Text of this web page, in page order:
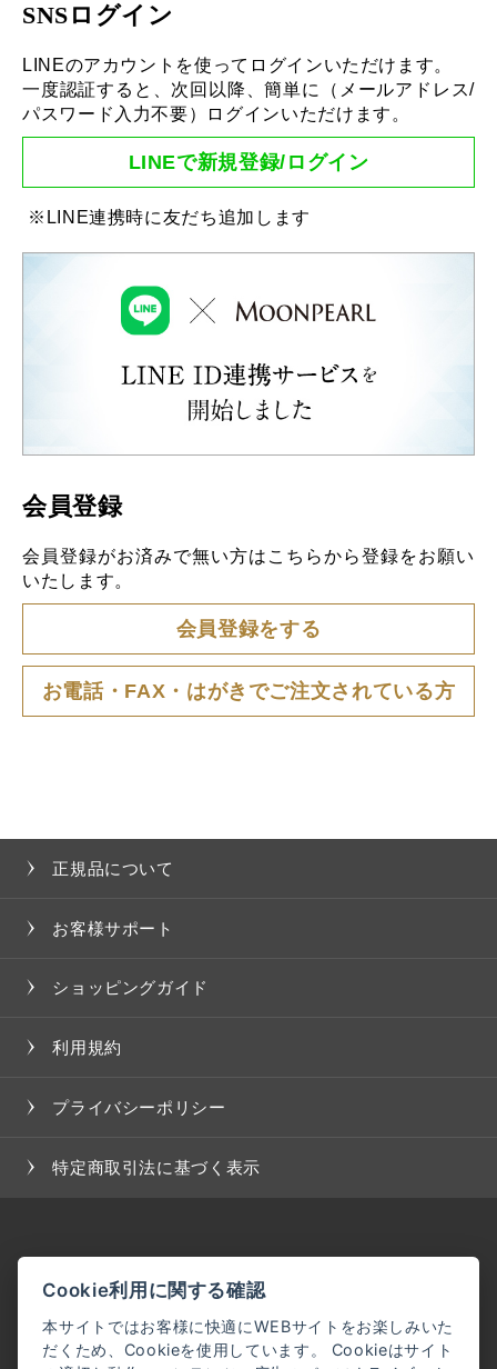
SNSログイン
LINEのアカウントを使ってログインいただけます。
一度認証すると、次回以降、簡単に（メールアドレス/
パスワード入力不要）ログインいただけます。
LINEで新規登録/ログイン
※LINE連携時に友だち追加します
会員登録
会員登録がお済みで無い方はこちらから登録をお願い
いたします。
会員登録をする
お電話・FAX・はがきでご注文されている方
正規品について
お客様サポート
ショッピングガイド
利用規約
プライバシーポリシー
特定商取引法に基づく表示
Cookie利用に関する確認
本サイトではお客様に快適にWEBサイトをお楽しみいた
だくため、Cookieを使用しています。 Cookieはサイト